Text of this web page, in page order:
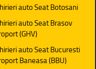
auto Seat Botosani
auto Seat Brasov
(GHV)
auto Seat Bucuresti
Baneasa (BBU)